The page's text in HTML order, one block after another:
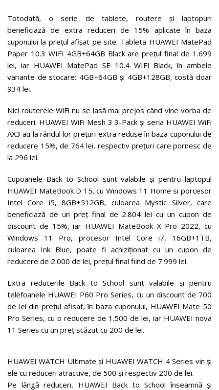
Totodată, o serie de tablete, routere și laptopuri
beneficiază de extra reduceri de 15% aplicate în baza
cuponului la prețul afișat pe site. Tableta HUAWEI MatePad
Paper 10.3 WIFI 4GB+64GB Black are prețul final de 1.699
lei, iar HUAWEI MatePad SE 10.4 WIFI Black, în ambele
variante de stocare: 4GB+64GB și 4GB+128GB, costă doar
934 lei.
Nici routerele WiFi nu se lasă mai prejos când vine vorba de
reduceri. HUAWEI WiFi Mesh 3 3-Pack și seria HUAWEI WiFi
AX3 au la rândul lor prețuri extra reduse în baza cuponului de
reducere 15%, de 764 lei, respectiv prețuri care pornesc de
la 296 lei.
Cupoanele Back to School sunt valabile și pentru laptopul
HUAWEI MateBook D 15, cu Windows 11 Home si porcesor
Intel Core i5, 8GB+512GB, culoarea Mystic Silver, care
beneficiază de un preț final de 2.804 lei cu un cupon de
discount de 15%, iar HUAWEI MateBook X Pro 2022, cu
Windows 11 Pro, procesor Intel Core i7, 16GB+1TB,
culoarea Ink Blue, poate fi achiziționat cu un cupon de
reducere de 2.000 de lei, prețul final fiind de 7.999 lei.
Extra reducerile Back to School sunt valabile și pentru
telefoanele HUAWEI P60 Pro Series, cu un discount de 700
de lei din prețul afisat, în baza cuponului, HUAWEI Mate 50
Pro Series, cu o reducere de 1.500 de lei, iar HUAWEI nova
11 Series cu un preț scăzut cu 200 de lei.
HUAWEI WATCH Ultimate și HUAWEI WATCH 4 Series vin și
ele cu reduceri atractive, de 500 și respectiv 200 de lei.
Pe lângă reduceri, HUAWEI Back to School înseamnă și